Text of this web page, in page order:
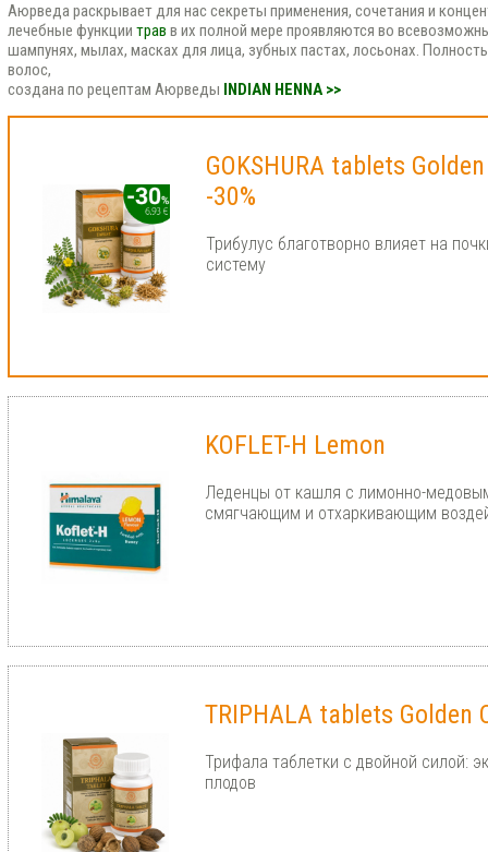
Аюрведа раскрывает для нас секреты применения, сочетания и
лечебные функции трав в их полной мере проявляются во
шампунях, мылах, масках для лица, зубных пастах, лосьонах.
волос,
создана по рецептам Аюрведы
INDIAN HENNA >>
GOKSHURA tablets
-30%
Трибулус благотворно влияет на
систему
KOFLET-H Lemon
Леденцы от кашля с лимонно-
смягчающим и отхаркивающим
TRIPHALA tablets Golden
Трифала таблетки с двойной силой:
плодов